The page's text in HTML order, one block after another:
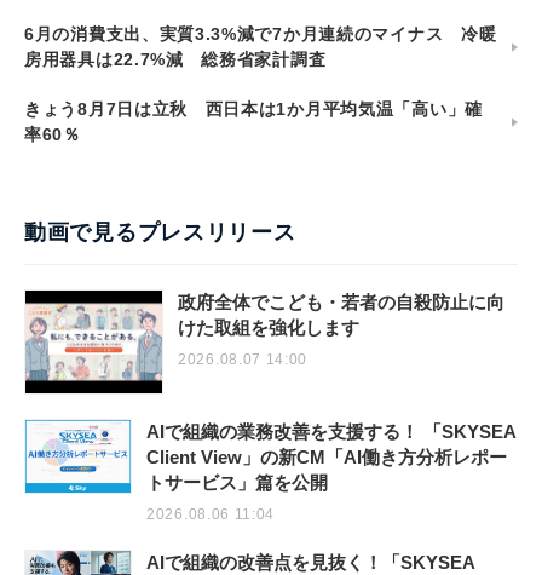
6月の消費支出、実質3.3%減で7か月連続のマイナス 冷暖
房用器具は22.7%減 総務省家計調査
きょう8月7日は立秋 西日本は1か月平均気温「高い」確
率60％
動画で見るプレスリリース
政府全体でこども・若者の自殺防止に向
けた取組を強化します
2026.08.07 14:00
AIで組織の業務改善を支援する！ 「SKYSEA
Client View」の新CM「AI働き方分析レポー
トサービス」篇を公開
2026.08.06 11:04
AIで組織の改善点を見抜く！「SKYSEA